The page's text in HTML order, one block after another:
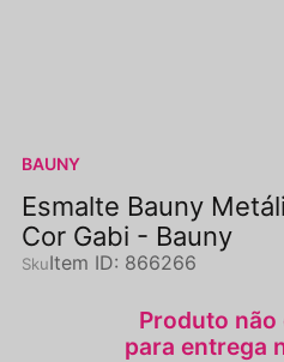
BAUNY
Esmalte Bauny
Cor Gabi - Bauny
Item ID: 866266